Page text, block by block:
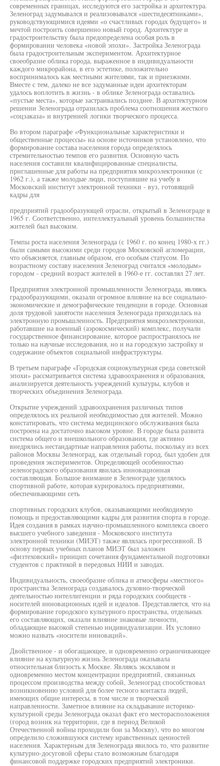
современных границах, исследуются его застройка и архитектура.
Зеленоград задумывался и реализовывался «шестидесятниками»,
руководствующимися идеями «о счастливых городах будущего» и
мечтой построить совершенно новый город. Архитектуре и
градостроительству была предопределена особая роль в
формировании человека «новой эпохи». Застройка Зеленограда
была градостроительным экспериментом. Архитектурное
своеобразие облика города, выраженное в индивидуальности
каждого микрорайона, в его эстетике, положительно
воспринималось как местными жителями, так и приезжими.
Вместе с тем, далеко не все задуманные идеи архитекторам
удалось воплотить в жизнь - в облике Зеленограда оставались
«пустые места», которые застраивались позднее. В архитектурном
решении Зеленограда отразилась проблема соотношения жесткого
«соцзаказа» и внутренней логики творческого процесса.
Во втором параграфе «Функциональные характеристики и
общественные процессы» на основе источников установлено, что
формирование состава населения города определялось
стремительностью темпов его развития. Основную часть
населения составили квалифицированные специалисты,
приглашенные для работы на предприятия микроэлектроники (с
1962 г.), а также молодые люди, поступившие на учебу в
Московский институт электронной техники - вуз, готовящий
кадры для
предприятий градообразующей отрасли, открытый в Зеленограде в
1965 г. Соответственно, интеллектуальный уровень большинства
жителей был высоким.
Темпы роста населения Зеленограда (с 1960 г. по конец 1980-х гг.)
были самыми высокими среди городов Московской агломерации,
что объясняется, главным образом, его особым статусом. По
возрастному составу населения Зеленоград считался «молодым»
городом - средний возраст жителей в 1960-е гг. составлял 27 лет.
Предприятия электронной промышленности Зеленограда, являясь
градообразующими, оказали огромное влияние на все социально-
экономические и демографические тенденции в городе. Основная
доля трудовой занятости населения Зеленограда приходилась на
электронную промышленность. Предприятия микроэлектроники,
работавшие на военный (аэрокосмический) комплекс, получали
государственное финансирование, которое распространялось не
только на научные исследования, но и на городскую застройку и
содержание объектов социальной инфраструктуры.
В третьем параграфе «Городская социокультурная среда советской
эпохи» рассматривается система здравоохранения и образования,
анализируется деятельность учреждений культуры, клубов и
творческих объединения Зеленограда.
Открытие учреждений здравоохранения различных типов
определялось их реальной необходимостью для жителей. Можно
констатировать, что система медицинского обслуживания была
построена на достаточно высоком уровне. В городе была развита
система общего и внешкольного образования, где активно
внедрялись нестандартные направления работы, поскольку из всех
районов Москвы Зеленоград, как отдельный город, был удобен для
проведения экспериментов. Определяющей особенностью
зеленоградского образования явилась инновационная
составляющая. Большое внимание в Зеленограде уделялось
спортивной работе, которая курировалось предприятиями,
обеспечивающими сеть
спортивных городских клубов, оказывающими необходимую
помощь и предоставляющими кадры для развития спорта в городе.
Идея создания в рамках научно-промышленного комплекса своего
высшего учебного заведения - Московского института
электронной техники (МИЭТ) также являлась прогрессивной. В
основу первых учебных планов МИЭТ был заложен
«физтеховский» принцип сочетания фундаментальной подготовки
студентов с практикой в передовых НИИ и заводах.
Индивидуальность, своеобразие облика и атмосферы «местного»
пространства Зеленограда создавалось духовно-творческой
деятельностью интеллигенции и ряда городских сообществ -
носителей инновационных идей и идеалов. Представляется, что на
формирование городского культурного пространства, отдельных
его составляющих, оказали влияние знаковые личности,
обладающие высокой степенью индивидуализации. Их условно
можно назвать «носители инноваций».
Двойственное - и обогащающее, и одновременно ограничивающее
влияние на культурную жизнь Зеленограда оказывала
относительная близость к Москве. Являясь эксклавом и
одновременно местом концентрации предприятий, связанных
процессом производства между собой, Зеленоград способствовал
возникновению условий для более тесного контакта людей,
имеющих общие интересы, в том числе и творческой
направленности. Заметное влияние на складывание историко-
культурной среды Зеленограда оказал факт его месторасположения
(город возник на территории, где в период Великой
Отечественной войны проходили бои за Москву), что во многом
определило сложившуюся систему нравственных ценностей
населения. Характерным для Зеленограда явилось то, что развитие
культурно-досуговой сферы стало возможным благодаря
финансовой поддержке городских предприятий электроники.